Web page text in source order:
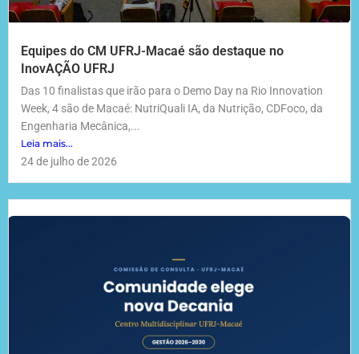
Equipes do CM UFRJ-Macaé são destaque no
InovAÇÃO UFRJ
Das 10 finalistas que irão para o Demo Day na Rio Innovation
Week, 4 são de Macaé: NutriQuali IA, da Nutrição, CDFoco, da
Engenharia Mecânica,...
Leia mais...
24 de julho de 2026